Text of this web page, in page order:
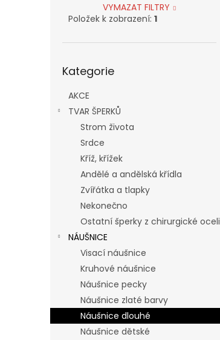
VYMAZAT FILTRY
Položek k zobrazení: 1
kategorie
Kategorie
AKCE
TVAR ŠPERKŮ
Strom života
Srdce
Kříž, křížek
Andělé a andělská křídla
Zvířátka a tlapky
Nekonečno
Ostatní šperky z chirurgické oceli
NÁUŠNICE
Visací náušnice
Kruhové náušnice
Náušnice pecky
Náušnice zlaté barvy
Náušnice dlouhé
Náušnice dětské